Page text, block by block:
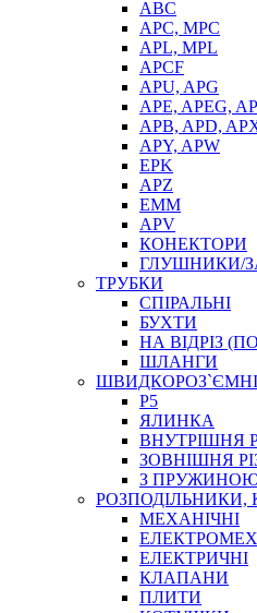
ABC
APC, MPC
APL, MPL
APCF
APU, APG
APE, APEG,
APB, APD,
APY, APW
EPK
APZ
EMM
APV
КОНЕКТОРИ
ГЛУШНИКИ/
ТРУБКИ
СПІРАЛЬНІ
БУХТИ
НА ВІДРІЗ
ШЛАНГИ
P5
ЯЛИНКА
ВНУТРІШНЯ
ЗОВНІШНЯ
З
МЕХАНІЧНІ
ЕЛЕКТРИЧНІ
КЛАПАНИ
ПЛИТИ